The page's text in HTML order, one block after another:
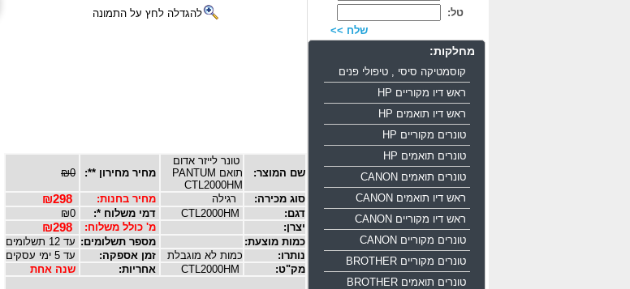
להגדלה לחץ על התמונה
שם המוצר:
טונר לייזר אדום
תואם PANTUM
CTL2000HM
מחיר מחירון **: ₪0
סוג מכירה: רגילה מחיר בחנות:
דגם: דמי משלוח *:
יצרן:
מ' כולל משלוח:
כמות מוצעת: מספר תשלומים: עד 12 תשלומים
נותרו:
כמות לא מוגבלת זמן אספקה:
עד 5 ימי עסקים
מק"ט:
אחריות: שנה אחת
טל:
שלח >>
מחלקות:
קוסמטיקה סיסי , טיפולי פנים
ראש דיו מקוריים HP
ראש דיו תואמים HP
טונרים מקוריים HP
טונרים תואמים HP
טונרים תואמים CANON
ראש דיו תואמים CANON
ראש דיו מקוריים CANON
טונרים מקוריים CANON
טונרים מקוריים BROTHER
טונרים תואמים BROTHER